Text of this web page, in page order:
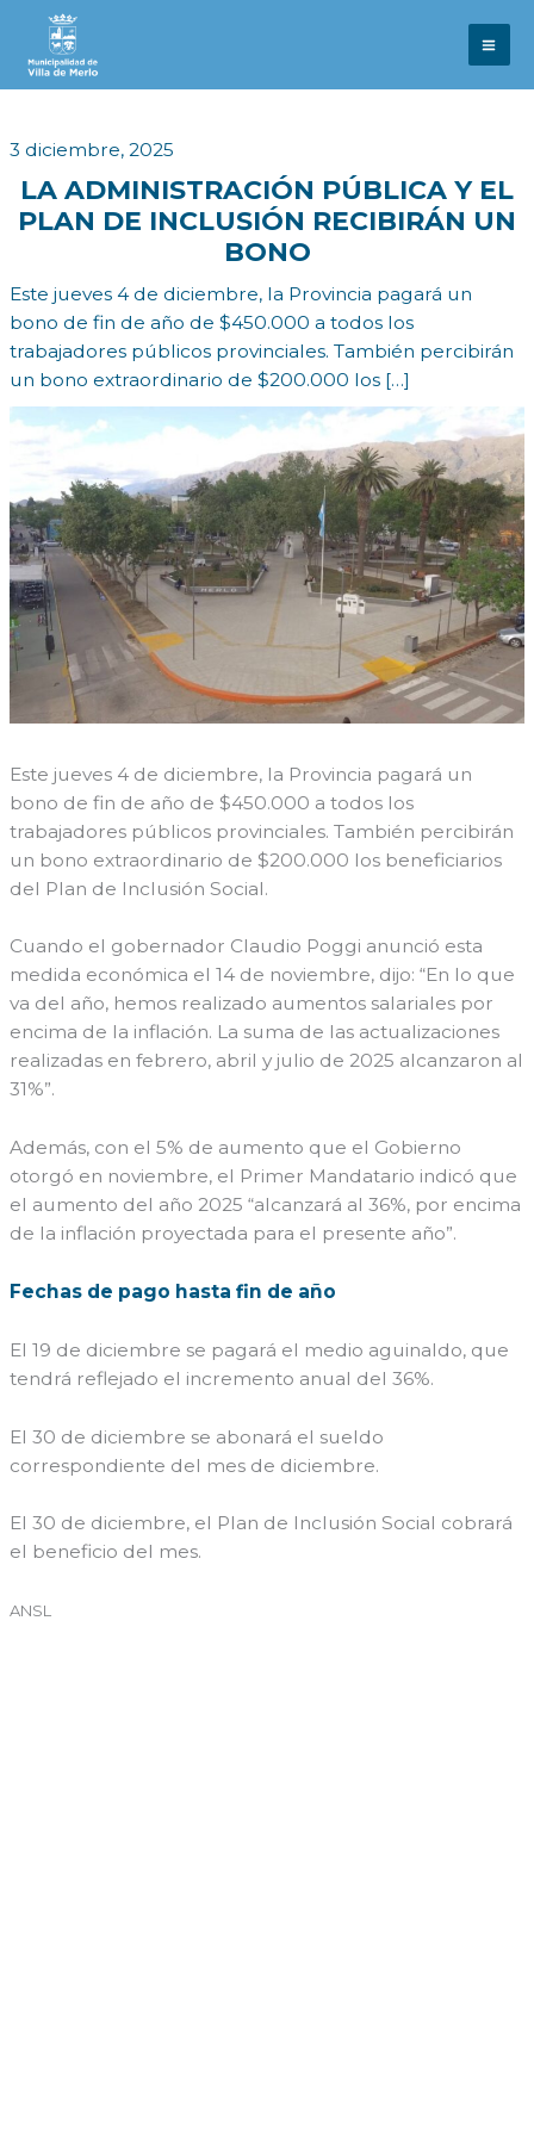
contenido
3 diciembre, 2025
LA ADMINISTRACIÓN PÚBLICA Y EL
PLAN DE INCLUSIÓN RECIBIRÁN UN
BONO
Este jueves 4 de diciembre, la Provincia pagará un
bono de fin de año de $450.000 a todos los
trabajadores públicos provinciales. También percibirán
un bono extraordinario de $200.000 los […]
Este jueves 4 de diciembre, la Provincia pagará un
bono de fin de año de $450.000 a todos los
trabajadores públicos provinciales. También percibirán
un bono extraordinario de $200.000 los beneficiarios
del Plan de Inclusión Social.
Cuando el gobernador Claudio Poggi anunció esta
medida económica el 14 de noviembre, dijo: “En lo que
va del año, hemos realizado aumentos salariales por
encima de la inflación. La suma de las actualizaciones
realizadas en febrero, abril y julio de 2025 alcanzaron al
31%”.
Además, con el 5% de aumento que el Gobierno
otorgó en noviembre, el Primer Mandatario indicó que
el aumento del año 2025 “alcanzará al 36%, por encima
de la inflación proyectada para el presente año”.
Fechas de pago hasta fin de año
El 19 de diciembre se pagará el medio aguinaldo, que
tendrá reflejado el incremento anual del 36%.
El 30 de diciembre se abonará el sueldo
correspondiente del mes de diciembre.
El 30 de diciembre, el Plan de Inclusión Social cobrará
el beneficio del mes.
ANSL